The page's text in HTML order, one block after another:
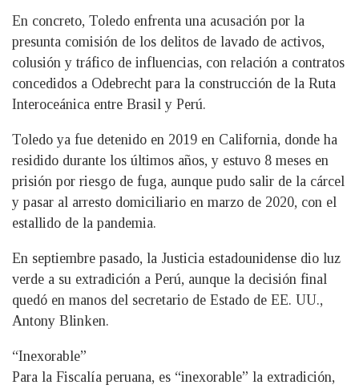
En concreto, Toledo enfrenta una acusación por la
presunta comisión de los delitos de lavado de activos,
colusión y tráfico de influencias, con relación a contratos
concedidos a Odebrecht para la construcción de la Ruta
Interoceánica entre Brasil y Perú.
Toledo ya fue detenido en 2019 en California, donde ha
residido durante los últimos años, y estuvo 8 meses en
prisión por riesgo de fuga, aunque pudo salir de la cárcel
y pasar al arresto domiciliario en marzo de 2020, con el
estallido de la pandemia.
En septiembre pasado, la Justicia estadounidense dio luz
verde a su extradición a Perú, aunque la decisión final
quedó en manos del secretario de Estado de EE. UU.,
Antony Blinken.
“Inexorable”
Para la Fiscalía peruana, es “inexorable” la extradición,